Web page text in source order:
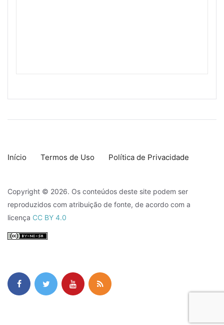
Início Termos de Uso Política de Privacidade
Copyright © 2026. Os conteúdos deste site podem ser
reproduzidos com atribuição de fonte, de acordo com a
licença CC BY 4.0